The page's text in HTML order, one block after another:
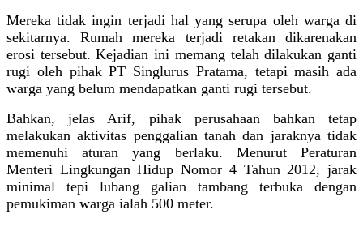
Mereka tidak ingin terjadi hal yang serupa oleh warga di
sekitarnya. Rumah mereka terjadi retakan dikarenakan
erosi tersebut. Kejadian ini memang telah dilakukan ganti
rugi oleh pihak PT Singlurus Pratama, tetapi masih ada
warga yang belum mendapatkan ganti rugi tersebut.
Bahkan, jelas Arif, pihak perusahaan bahkan tetap
melakukan aktivitas penggalian tanah dan jaraknya tidak
memenuhi aturan yang berlaku. Menurut Peraturan
Menteri Lingkungan Hidup Nomor 4 Tahun 2012, jarak
minimal tepi lubang galian tambang terbuka dengan
pemukiman warga ialah 500 meter.